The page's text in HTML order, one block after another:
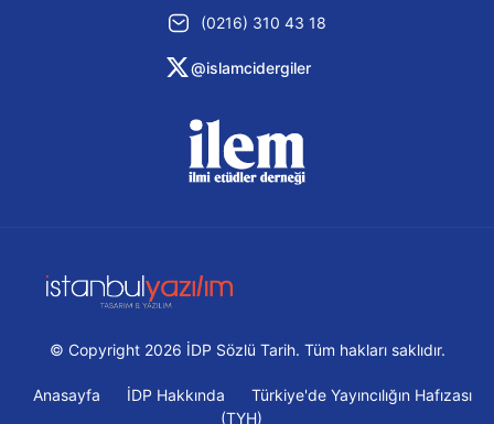
(0216) 310 43 18
@islamcidergiler
© Copyright 2026 İDP Sözlü Tarih. Tüm hakları saklıdır.
Anasayfa İDP Hakkında
Türkiye'de Yayıncılığın Hafızası
(TYH)